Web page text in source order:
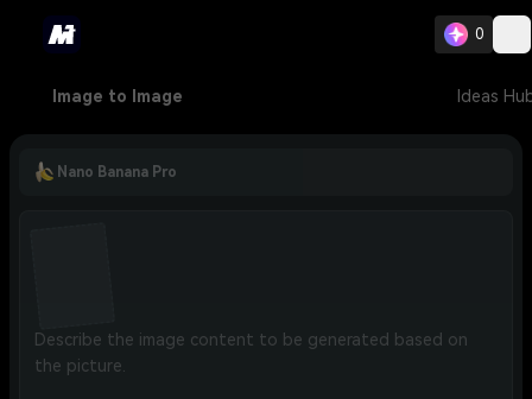
0
Image to Image Ideas
Nano Banana Pro